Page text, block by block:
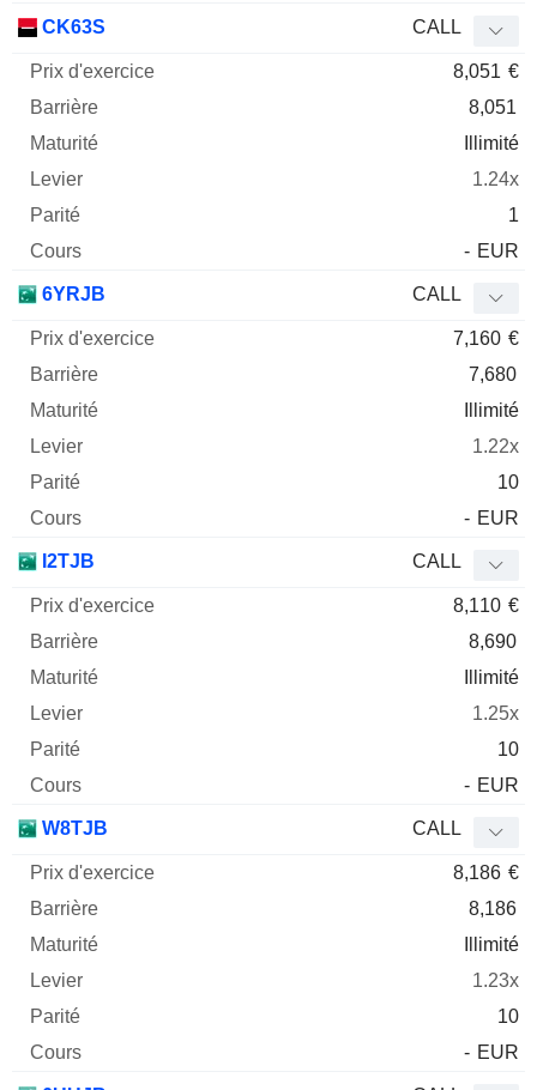
CK63S CALL
8,051 €
8,051
Illimité
1.24x
1
- EUR
6YRJB CALL
7,160 €
7,680
Illimité
1.22x
10
- EUR
I2TJB CALL
8,110 €
8,690
Illimité
1.25x
10
- EUR
W8TJB CALL
8,186 €
8,186
Illimité
1.23x
10
- EUR